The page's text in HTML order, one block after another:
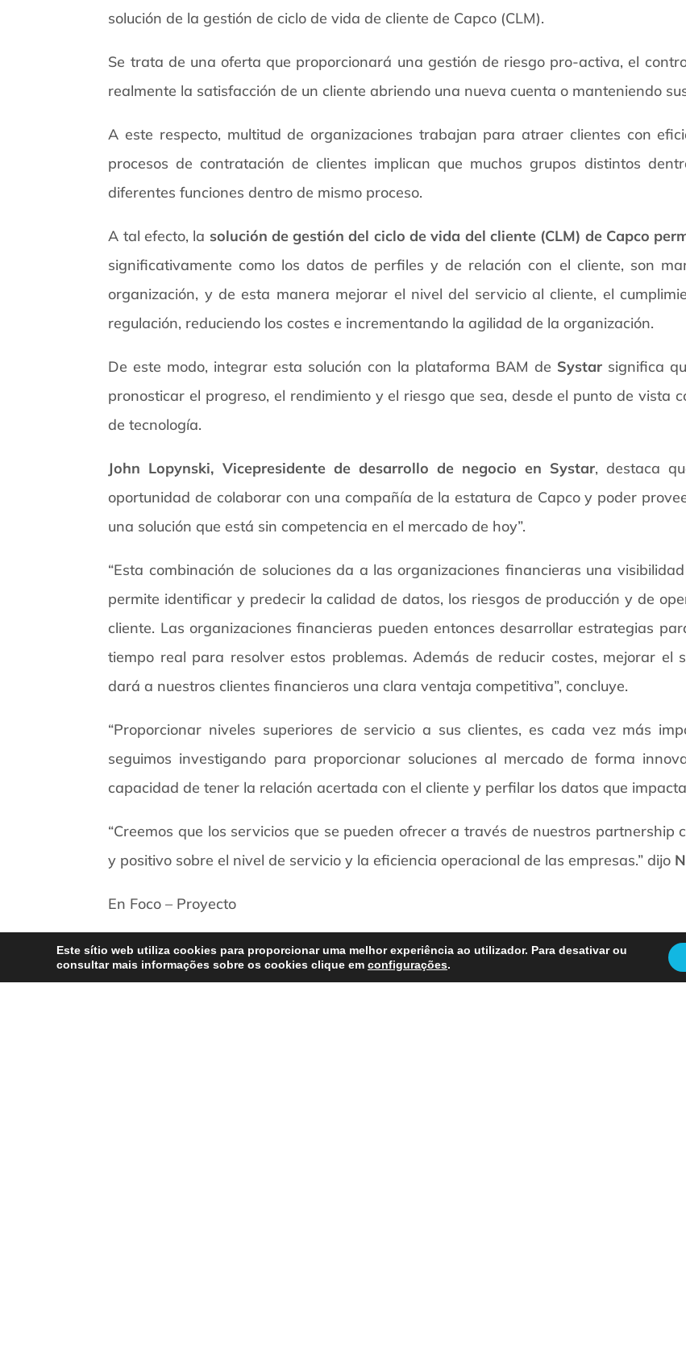
solución de la gestión de ciclo de vida de cliente de Capco (CLM).
Se trata de una oferta que proporcionará una gestión de riesgo pro-activa, el
realmente la satisfacción de un cliente abriendo una nueva cuenta o manteniendo
A este respecto, multitud de organizaciones trabajan para atraer clientes con
procesos de contratación de clientes implican que muchos grupos distintos
diferentes funciones dentro de mismo proceso.
A tal efecto, la solución de gestión del ciclo de vida del cliente (CLM) de Capco
significativamente como los datos de perfiles y de relación con el cliente, son
organización, y de esta manera mejorar el nivel del servicio al cliente, el
regulación, reduciendo los costes e incrementando la agilidad de la organización.
De este modo, integrar esta solución con la plataforma BAM de Systarsignifica
pronosticar el progreso, el rendimiento y el riesgo que sea, desde el punto de vista
de tecnología.
John Lopynski, Vicepresidente de desarrollo de negocio en Systar, destaca
oportunidad de colaborar con una compañía de la estatura de Capco y poder
una solución que está sin competencia en el mercado de hoy”.
“Esta combinación de soluciones da a las organizaciones financieras una
permite identificar y predecir la calidad de datos, los riesgos de producción y de
cliente. Las organizaciones financieras pueden entonces desarrollar estrategias
tiempo real para resolver estos problemas. Además de reducir costes, mejorar el
dará a nuestros clientes financieros una clara ventaja competitiva”, concluye.
“Proporcionar niveles superiores de servicio a sus clientes, es cada vez más
seguimos investigando para proporcionar soluciones al mercado de forma
capacidad de tener la relación acertada con el cliente y perfilar los datos que
“Creemos que los servicios que se pueden ofrecer a través de nuestros
y positivo sobre el nivel de servicio y la eficiencia operacional de las empresas.” dijo
En Foco – Proyecto
Este sítio web utiliza cookies para proporcionar uma melhor experiência ao utilizador. Para desativar ou
consultar mais informações sobre os cookies clique em configurações.